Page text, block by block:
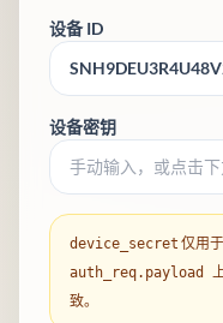
设备 ID
设备密钥
device_secret 仅用
auth_req.payload
致。